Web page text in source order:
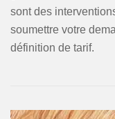
sont des
soumettre votre
définition de tarif.